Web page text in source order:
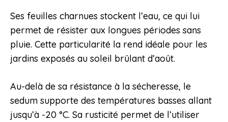
Ses feuilles charnues stockent l’eau, ce qui lui
permet de résister aux longues périodes sans
pluie. Cette particularité la rend idéale pour les
jardins exposés au soleil brûlant d’août.
Au-delà de sa résistance à la sécheresse, le
sedum supporte des températures basses allant
jusqu’à -20 °C. Sa rusticité permet de l’utiliser